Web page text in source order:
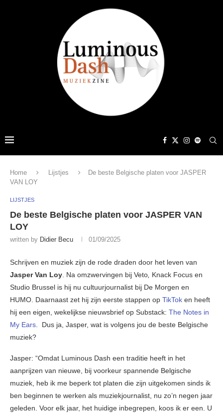
Home Lijstjes
De beste Belgische platen voor JASPER
VAN LOY
LIJSTJES
De beste Belgische platen voor JASPER VAN
LOY
written by Didier Becu 01/09/2025
Schrijven en muziek zijn de rode draden door het leven van
Jasper Van Loy. Na omzwervingen bij Veto, Knack Focus en
Studio Brussel is hij nu cultuurjournalist bij De Morgen en
HUMO. Daarnaast zet hij zijn eerste stappen op TikTok en heeft
hij een eigen, wekelijkse nieuwsbrief op Substack: The Notes in
My Ears. Dus ja, Jasper, wat is volgens jou de beste Belgische
muziek?
Jasper: “Omdat Luminous Dash een traditie heeft in het
aanprijzen van nieuwe, bij voorkeur spannende Belgische
muziek, heb ik me beperk tot platen die zijn uitgekomen sinds ik
ben beginnen te werken als muziekjournalist, nu zo’n negen jaar
geleden. Voor elk jaar, het huidige inbegrepen, koos ik er een. U